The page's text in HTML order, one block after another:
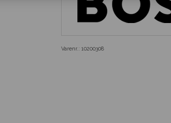
Varenr.: 10200308